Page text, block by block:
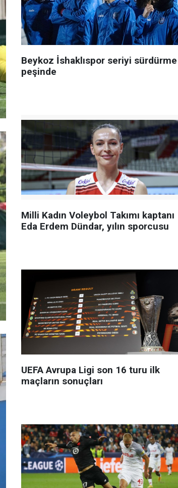
Beykoz İshaklıspor seriyi sürdürme
peşinde
Milli Kadın Voleybol Takımı kaptanı
Eda Erdem Dündar, yılın sporcusu
UEFA Avrupa Ligi son 16 turu ilk
maçların sonuçları